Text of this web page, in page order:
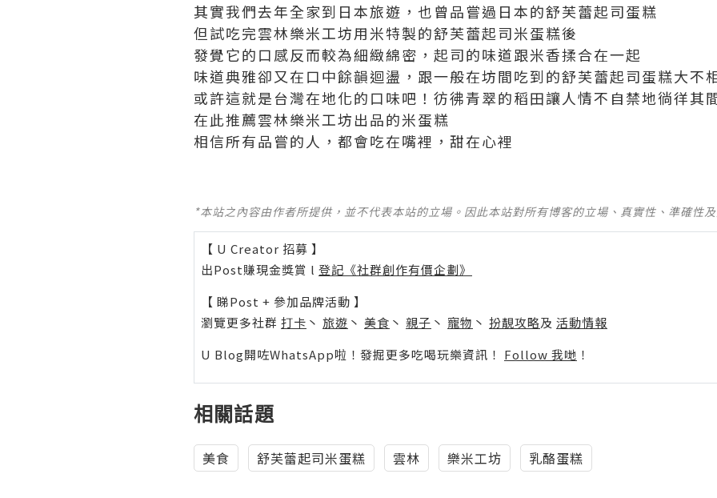
其實我們去年全家到日本旅遊，也曾品嘗過日本的舒芙蕾起司蛋糕
但試吃完雲林樂米工坊用米特製的舒芙蕾起司米蛋糕後
發覺它的口感反而較為細緻綿密，起司的味道跟米香揉合在一起
味道典雅卻又在口中餘韻迴盪，跟一般在坊間吃到的舒芙蕾起司蛋糕大不
或許這就是台灣在地化的口味吧！彷彿青翠的稻田讓人情不自禁地徜徉其
在此推薦雲林樂米工坊出品的米蛋糕
相信所有品嘗的人，都會吃在嘴裡，甜在心裡
*本站之內容由作者所提供，並不代表本站的立場。因此本站對所有博客的立場、真實性、準確性
【 U Creator 招募 】
出Post賺現金獎賞 l 登記《社群創作有價企劃》
【 睇Post + 參加品牌活動 】
瀏覽更多社群 打卡 丶 旅遊 丶 美食 丶 親子 丶 寵物 丶 扮靚攻略及 活動情報
U Blog開咗WhatsApp啦！發掘更多吃喝玩樂資訊！ Follow 我哋 ！
相關話題
美食 舒芙蕾起司米蛋糕 雲林 樂米工坊 乳酪蛋糕